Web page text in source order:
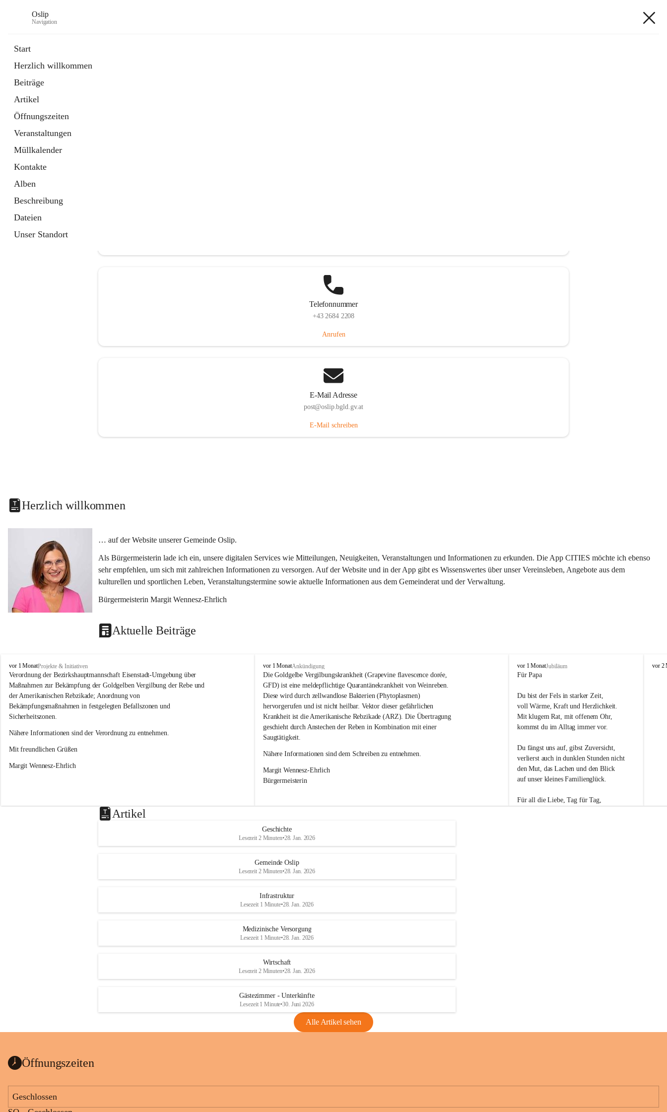
Oslip
Navigation
Start
Herzlich willkommen
Beiträge
Artikel
Öffnungszeiten
Veranstaltungen
Müllkalender
Kontakte
Alben
Beschreibung
Dateien
Unser Standort
Telefonnummer
+43 2684 2208
Anrufen
E-Mail Adresse
post@oslip.bgld.gv.at
E-Mail schreiben
Herzlich willkommen
… auf der Website unserer Gemeinde Oslip.
Als Bürgermeisterin lade ich ein, unsere digitalen Services wie Mitteilungen, Neuigkeiten, Veranstaltungen und Informationen zu erkunden. Die App CITIES möchte ich ebenso
sehr empfehlen, um sich mit zahlreichen Informationen zu versorgen. Auf der Website und in der App gibt es Wissenswertes über unser Vereinsleben, Angebote aus dem
kulturellen und sportlichen Leben, Veranstaltungstermine sowie aktuelle Informationen aus dem Gemeinderat und der Verwaltung.
Bürgermeisterin Margit Wennesz-Ehrlich
Aktuelle Beiträge
O
s
l
i
p
vor 1 MonatProjekte & Initiativen
Verordnung der Bezirkshauptmannschaft Eisenstadt-Umgebung über
Maßnahmen zur Bekämpfung der Goldgelben Vergilbung der Rebe und
der Amerikanischen Rebzikade; Anordnung von
Bekämpfungsmaßnahmen in festgelegten Befallszonen und
Sicherheitszonen.
Nähere Informationen sind der Verordnung zu entnehmen.
Mit freundlichen Grüßen
Margit Wennesz-Ehrlich
O
s
l
i
p
vor 1 MonatAnkündigung
Die Goldgelbe Vergilbungskrankheit (Grapevine flavescence dorée,
GFD) ist eine meldepflichtige Quarantänekrankheit von Weinreben.
Diese wird durch zellwandlose Bakterien (Phytoplasmen)
hervorgerufen und ist nicht heilbar. Vektor dieser gefährlichen
Krankheit ist die Amerikanische Rebzikade (ARZ). Die Übertragung
geschieht durch Anstechen der Reben in Kombination mit einer
Saugtätigkeit.
Nähere Informationen sind dem Schreiben zu entnehmen.
Margit Wennesz-Ehrlich
Bürgermeisterin
O
s
i
vor 1 MonatJubiläum
Für Papa
Du bist der Fels in starker Zeit,
voll Wärme, Kraft und Herzlichkeit.
Mit klugem Rat, mit offenem Ohr,
kommst du im Alltag immer vor.
Du fängst uns auf, gibst Zuversicht,
verlierst auch in dunklen Stunden nicht
den Mut, das Lachen und den Blick
auf unser kleines Familienglück.
Für all die Liebe, Tag für Tag,
O
vor 2
Artikel
Geschichte
Lesezeit 2 Minuten•28. Jan. 2026
Gemeinde Oslip
Lesezeit 2 Minuten•28. Jan. 2026
Infrastruktur
Lesezeit 1 Minute•28. Jan. 2026
Medizinische Versorgung
Lesezeit 1 Minute•28. Jan. 2026
Wirtschaft
Lesezeit 2 Minuten•28. Jan. 2026
Gästezimmer - Unterkünfte
Lesezeit 1 Minute•30. Juni 2026
Alle Artikel sehen
Öffnungszeiten
Geschlossen